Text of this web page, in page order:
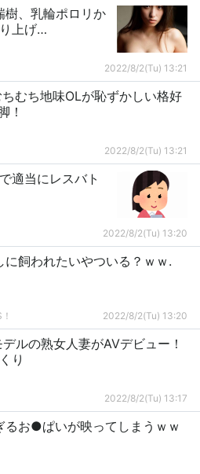
樹、乳輪ポロリか
上げ…
2022/8/2(Tu) 13:21
ちむち地味OLが恥ずかしい格好
！
2022/8/2(Tu) 13:21
適当にレスバト
2022/8/2(Tu) 13:20
に飼われたいやついる？ｗｗ.
2022/8/2(Tu) 13:20
ルの熟女人妻がAVデビュー！
り
2022/8/2(Tu) 13:17
るお●ぱいが映ってしまうｗｗ